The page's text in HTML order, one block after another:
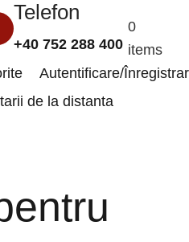
Telefon
+40 752 288 400
0
items
Autentificare/
de la distanta